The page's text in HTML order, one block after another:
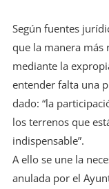
Según fuentes
que la manera más
mediante la
entender falta una
dado: “la
los terrenos que
indispensable”.
A ello se une la
anulada por el